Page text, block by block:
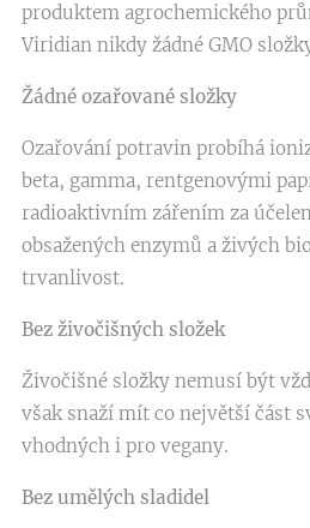
produktem agrochemického
Viridian nikdy žádné GMO
Žádné ozařované složky
Ozařování potravin probíhá
beta, gamma, rentgenovými
radioaktivním zářením za
obsažených enzymů a živých
trvanlivost.
Bez živočišných složek
Živočišné složky nemusí být
však snaží mít co největší část
vhodných i pro vegany.
Bez umělých sladidel